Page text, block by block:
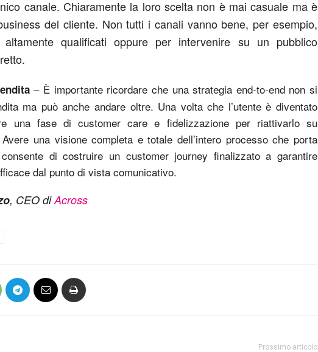
canale. Chiaramente la loro scelta non è mai casuale ma è
del cliente. Non tutti i canali vanno bene, per esempio,
qualificati oppure per intervenire su un pubblico
– È importante ricordare che una strategia end-to-end non si
ma può anche andare oltre. Una volta che l’utente è diventato
una fase di customer care e fidelizzazione per riattivarlo su
una visione completa e totale dell’intero processo che porta
consente di costruire un customer journey finalizzato a garantire
dal punto di vista comunicativo.
, CEO diAcross
Prossimo articolo